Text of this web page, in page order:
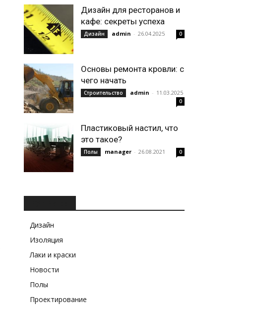
Дизайн для ресторанов и
кафе: секреты успеха
Дизайн admin - 26.04.2025 0
Основы ремонта кровли: с
чего начать
Строительство admin - 11.03.2025
0
Пластиковый настил, что
это такое?
Полы manager - 26.08.2021 0
Дизайн
Изоляция
Лаки и краски
Новости
Полы
Проектирование